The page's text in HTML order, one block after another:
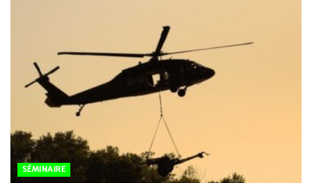
SÉMINAIRE